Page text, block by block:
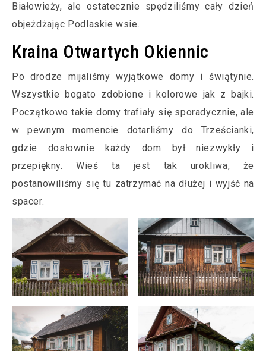
Białowieży, ale ostatecznie spędziliśmy cały dzień
objeżdżając Podlaskie wsie.
Kraina Otwartych Okiennic
Po drodze mijaliśmy wyjątkowe domy i świątynie.
Wszystkie bogato zdobione i kolorowe jak z bajki.
Początkowo takie domy trafiały się sporadycznie, ale
w pewnym momencie dotarliśmy do Trześcianki,
gdzie dosłownie każdy dom był niezwykły i
przepiękny. Wieś ta jest tak urokliwa, że
postanowiliśmy się tu zatrzymać na dłużej i wyjść na
spacer.